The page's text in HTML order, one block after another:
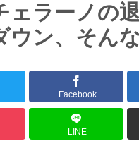
ェラーノの
ウン、そん
Facebook
LINE